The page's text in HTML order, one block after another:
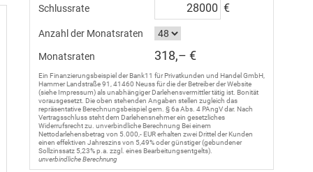
Schlussrate €
Anzahl der Monatsraten
Monatsraten 318,– €
Ein Finanzierungsbeispiel der Bank11 für Privatkunden und Handel GmbH,
Hammer Landstraße 91, 41460 Neuss für die der Betreiber der Website
(siehe Impressum) als unabhängiger Darlehensvermittler tätig ist. Bonität
vorausgesetzt. Die oben stehenden Angaben stellen zugleich das
repräsentative Berechnungsbeispiel gem. § 6a Abs. 4 PAngV dar. Nach
Vertragsschluss steht dem Darlehensnehmer ein gesetzliches
Widerrufsrecht zu. unverbindliche Berechnung Bei einem
Nettodarlehensbetrag von 5.000,- EUR erhalten zwei Drittel der Kunden
einen effektiven Jahreszins von 5,49% oder günstiger (gebundener
Sollzinssatz 5,23% p.a. zzgl. eines Bearbeitungsentgelts).
unverbindliche Berechnung